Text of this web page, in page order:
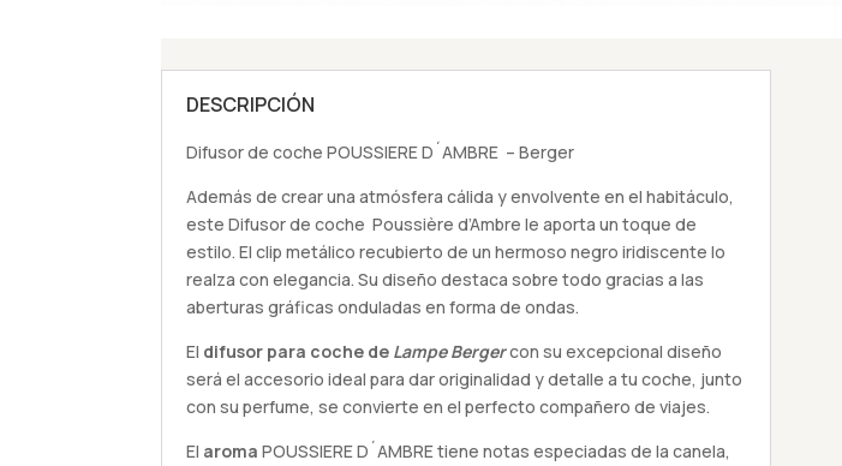
DESCRIPCIÓN
Difusor de coche POUSSIERE D´AMBRE – Berger
Además de crear una atmósfera cálida y envolvente en el habitáculo,
este Difusor de coche Poussière d’Ambre le aporta un toque de
estilo. El clip metálico recubierto de un hermoso negro iridiscente lo
realza con elegancia. Su diseño destaca sobre todo gracias a las
aberturas gráficas onduladas en forma de ondas.
El difusor para coche de Lampe Bergercon su excepcional diseño
será el accesorio ideal para dar originalidad y detalle a tu coche, junto
con su perfume, se convierte en el perfecto compañero de viajes.
El aroma POUSSIERE D´AMBRE tiene notas especiadas de la canela,